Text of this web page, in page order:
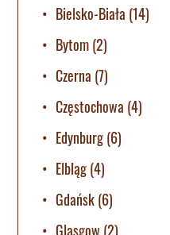
Bielsko-Biała (14)
Bytom(2)
Czerna (7)
Częstochowa (4)
Edynburg(6)
Elbląg(4)
Gdańsk(6)
Glasgow (2)